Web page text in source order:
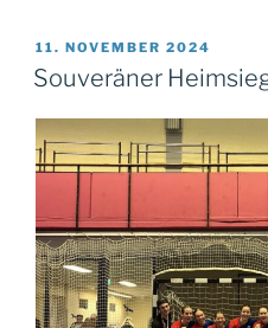
2
Auswärtspunkte“
VERÖFFENTLICHT
AM
11. NOVEMBER 2024
Souveräner